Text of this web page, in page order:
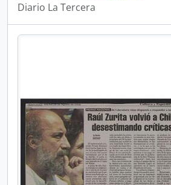
Diario La Tercera